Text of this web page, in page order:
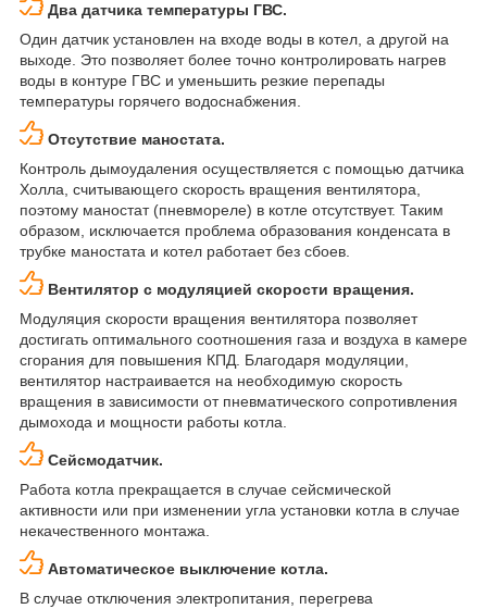
Два датчика температуры ГВС.
Один датчик установлен на входе воды в котел, а другой на
выходе. Это позволяет более точно контролировать нагрев
воды в контуре ГВС и уменьшить резкие перепады
температуры горячего водоснабжения.
Отсутствие маностата.
Контроль дымоудаления осуществляется с помощью датчика
Холла, считывающего скорость вращения вентилятора,
поэтому маностат (пневмореле) в котле отсутствует. Таким
образом, исключается проблема образования конденсата в
трубке маностата и котел работает без сбоев.
Вентилятор с модуляцией скорости вращения.
Модуляция скорости вращения вентилятора позволяет
достигать оптимального соотношения газа и воздуха в камере
сгорания для повышения КПД. Благодаря модуляции,
вентилятор настраивается на необходимую скорость
вращения в зависимости от пневматического сопротивления
дымохода и мощности работы котла.
Сейсмодатчик.
Работа котла прекращается в случае сейсмической
активности или при изменении угла установки котла в случае
некачественного монтажа.
Автоматическое выключение котла.
В случае отключения электропитания, перегрева